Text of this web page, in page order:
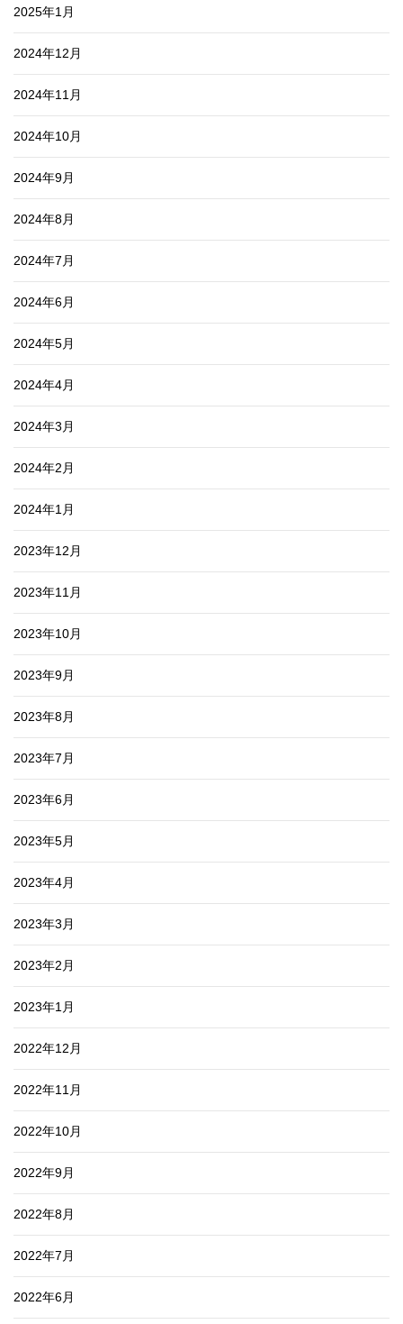
2025年1月
2024年12月
2024年11月
2024年10月
2024年9月
2024年8月
2024年7月
2024年6月
2024年5月
2024年4月
2024年3月
2024年2月
2024年1月
2023年12月
2023年11月
2023年10月
2023年9月
2023年8月
2023年7月
2023年6月
2023年5月
2023年4月
2023年3月
2023年2月
2023年1月
2022年12月
2022年11月
2022年10月
2022年9月
2022年8月
2022年7月
2022年6月